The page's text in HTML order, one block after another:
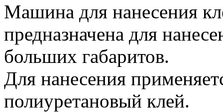
Машина для нанесения
предназначена для
больших габаритов.
Для нанесения
полиуретановый клей.